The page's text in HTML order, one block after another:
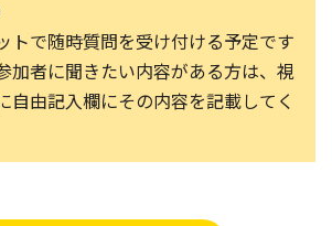
トで随時質問を受け付ける予定です
加者に聞きたい内容がある方は、視
自由記入欄にその内容を記載してく